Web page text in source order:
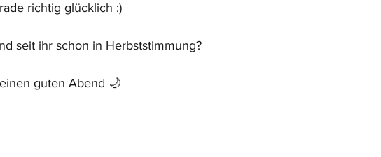
richtig glücklich :)
seit ihr schon in Herbststimmung?
guten Abend 🌙